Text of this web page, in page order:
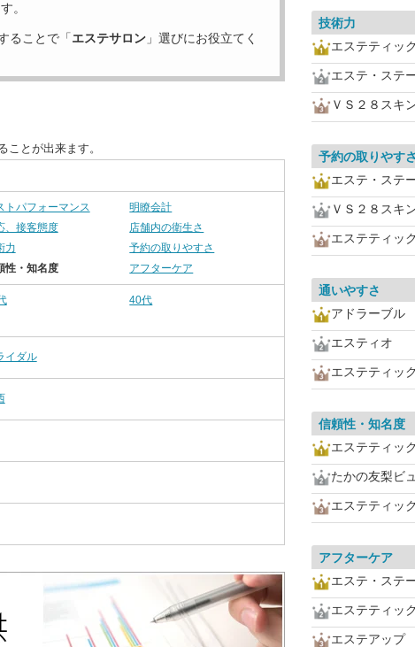
。
ることで「エステサロン 」選びにお役立てく
とが出来ます。
トパフォーマンス
明瞭会計
、接客態度
店舗内の衛生さ
力
予約の取りやすさ
性・知名度 アフターケア
40代
イダル
技術力
エステティッ
エステ・ステ
ＶＳ２８スキ
予約の取りやすさ
エステ・ステ
ＶＳ２８スキ
エステティッ
通いやすさ
アドラーブル
エスティオ
エステティッ
信頼性・知名度
エステティッ
たかの友梨ビ
エステティッ
アフターケア
エステ・ステ
エステティッ
エステアップ